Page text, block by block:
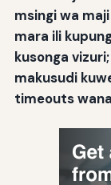
msingi wa
mara ili
kusonga
makusudi
timeouts